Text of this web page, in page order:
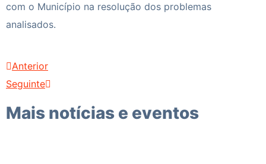
com o Município na resolução dos problemas
analisados.
Anterior
Seguinte
Mais notícias e eventos